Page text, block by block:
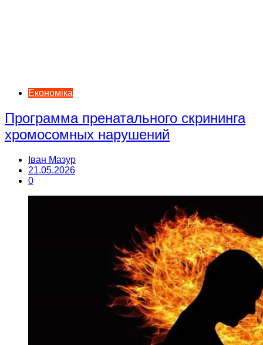
Економіка
Программа пренатального скрининга
хромосомных нарушений
Іван Мазур
21.05.2026
0